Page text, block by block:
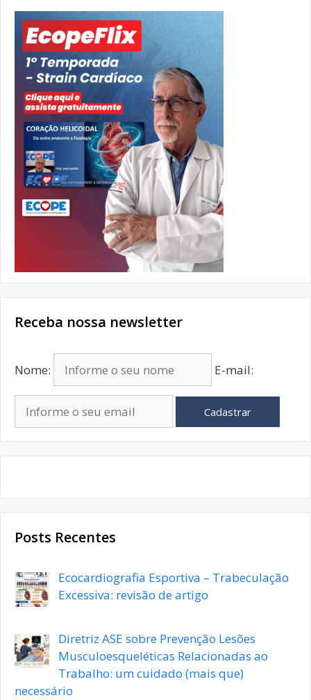
Receba nossa newsletter
Nome: E-mail:
Cadastrar
Posts Recentes
Ecocardiografia Esportiva – Trabeculação
Excessiva: revisão de artigo
Diretriz ASE sobre Prevenção Lesões
Musculoesqueléticas Relacionadas ao
Trabalho: um cuidado (mais que)
necessário